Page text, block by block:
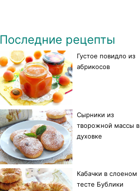
Последние рецепты
Густое повидло из
абрикосов
Сырники из
творожной массы в
духовке
Кабачки в слоеном
тесте Бублики